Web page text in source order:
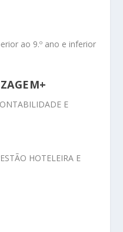
ao 9.º ano e inferior
E
HOTELEIRA E